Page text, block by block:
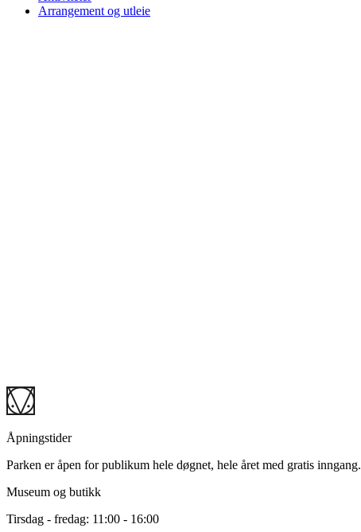
Arrangement og utleie
info@ekebergparken.com
Tlf. +47 21 42 19 19
Åpningstider
Parken er åpen for publikum hele døgnet, hele året med gratis inngang.
Museum og butikk
Tirsdag - fredag: 11:00 - 16:00